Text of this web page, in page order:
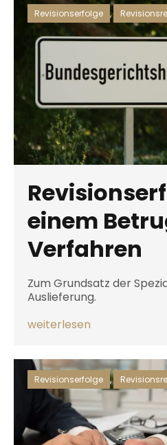
einem
Verfahren
Zum Grundsatz der
Auslieferung.
weiterlesen
Revisionserfolge ,
Revisionserfolge ,